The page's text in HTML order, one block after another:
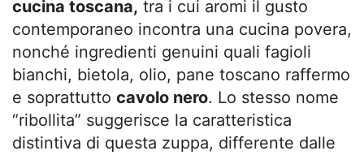
cucina toscana, tra i cui aromi il gusto
contemporaneo incontra una cucina povera,
nonché ingredienti genuini quali fagioli
bianchi, bietola, olio, pane toscano raffermo
e soprattutto cavolo nero. Lo stesso nome
“ribollita” suggerisce la caratteristica
distintiva di questa zuppa, differente dalle